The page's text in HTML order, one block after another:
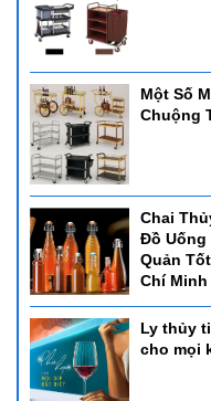
- Nồi hâm soup đen 121812
- Kích thước:
- Dung tích: 10L
- Công suất: 400W
- Điện áp: 220V-50HZ
Một Số
Chuộng
Chai
Đồ Uống
Quản
Chí Minh
Ly thủy
cho mọi